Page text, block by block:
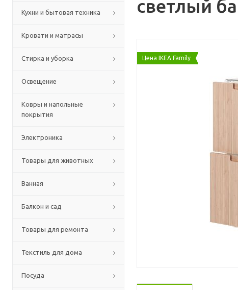
Кухни и бытовая техника
Кровати и матрасы
Стирка и уборка
Освещение
Ковры и напольные
покрытия
Электроника
Товары для животных
Ванная
Балкон и сад
Товары для ремонта
Текстиль для дома
Посуда
светлый
Цена IKEA Family